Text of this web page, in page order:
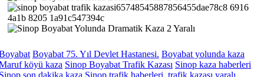
Boyabat 75. Yıl Devlet Hastanesi. Boyabat yolunda kaza
köyü kaza Sinop Boyabat Trafik Kazası Sinop kaza haberleri
son dakika kaza Sinop trafik haberleri. trafik kazası yaralı